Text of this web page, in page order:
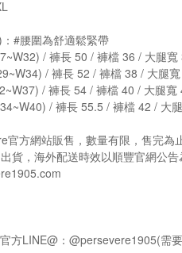
#腰圍為舒適鬆緊帶
/ 褲長 50 / 褲檔 36 / 大腿寬
/ 褲長 52 / 褲檔 38 / 大腿
/ 褲長 54 / 褲檔 40 / 大腿寬
/ 褲長 55.5 / 褲檔 42 / 大
方網站販售，數量有限，售完為止
貨，海外配送時效以順豐官網公告
方LINE@：@persevere1905(需要